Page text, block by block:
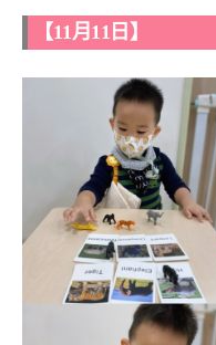
【11月11日】